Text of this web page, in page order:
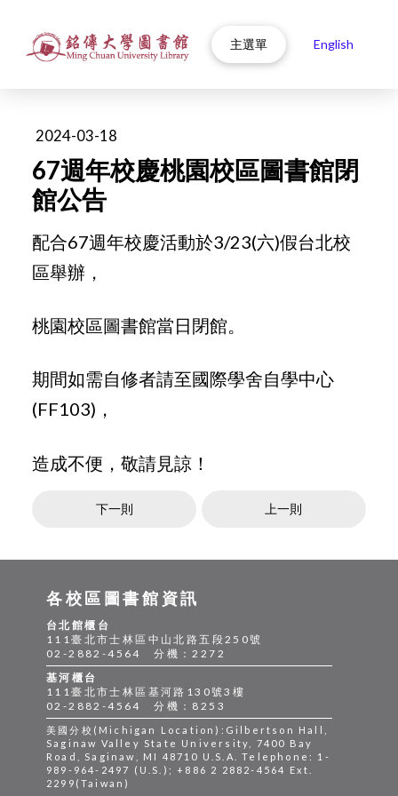
主選單 English
2024-03-18
67週年校慶桃園校區圖書館閉
館公告
配合67週年校慶活動於3/23(六)假台北校
區舉辦，
桃園校區圖書館當日閉館。
期間如需自修者請至國際學舍自學中心
(FF103)，
造成不便，敬請見諒！
下一則 上一則
各校區圖書館資訊
台北館櫃台
111臺北市士林區中山北路五段250號
02-2882-4564 分機：2272
基河櫃台
111臺北市士林區基河路130號3樓
02-2882-4564 分機：8253
美國分校(Michigan Location):Gilbertson Hall,
Saginaw Valley State University, 7400 Bay
Road, Saginaw, MI 48710 U.S.A. Telephone: 1-
989-964-2497 (U.S.); +886 2 2882-4564 Ext.
2299(Taiwan)